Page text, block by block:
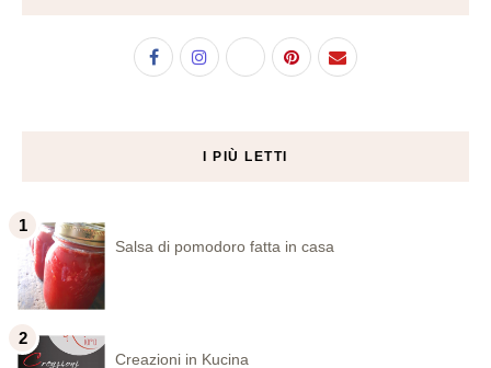
I PIÙ LETTI
Salsa di pomodoro fatta in casa
Creazioni in Kucina